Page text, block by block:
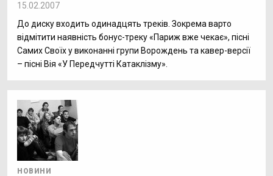
15.02.2007
До диску входить одинадцять треків. Зокрема варто
відмітити наявність бонус-треку «Париж вже чекає», пісні
Самих Своїх у виконанні групи Ворождень та кавер-версії
– пісні Вія «У Передчутті Катаклізму».
НОВИНИ